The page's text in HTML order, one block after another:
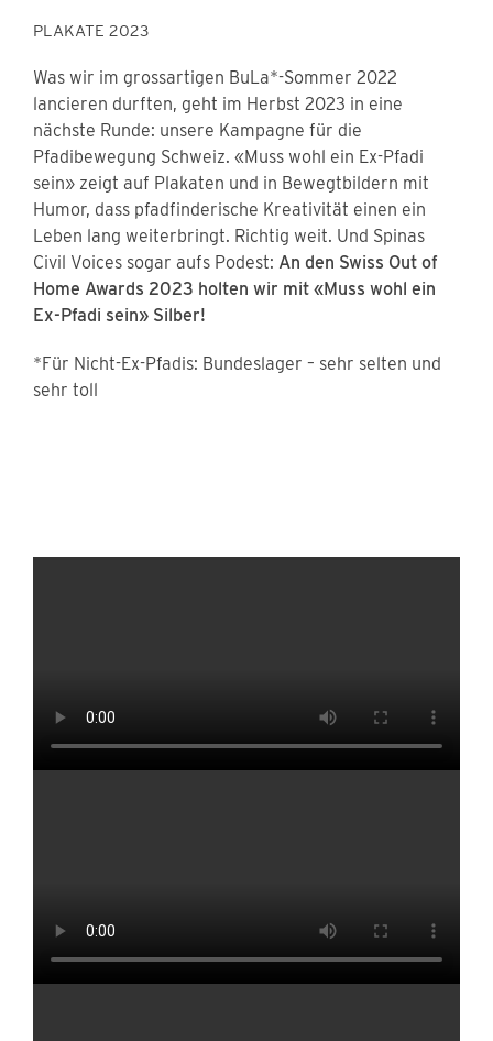
PLAKATE 2023
Was wir im grossartigen BuLa*-Sommer 2022
lancieren durften, geht im Herbst 2023 in eine
nächste Runde: unsere Kampagne für die
Pfadibewegung Schweiz. «Muss wohl ein Ex-Pfadi
sein» zeigt auf Plakaten und in Bewegtbildern mit
Humor, dass pfadfinderische Kreativität einen ein
Leben lang weiterbringt. Richtig weit. Und Spinas
Civil Voices sogar aufs Podest: An den Swiss Out of
Home Awards 2023 holten wir mit «Muss wohl ein
Ex-Pfadi sein» Silber!
*Für Nicht-Ex-Pfadis: Bundeslager – sehr selten und
sehr toll